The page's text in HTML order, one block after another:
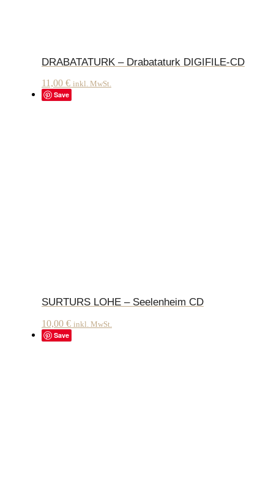
DRABATATURK – Drabataturk DIGIFILE-CD
11,00 € inkl. MwSt.
Save
SURTURS LOHE – Seelenheim CD
10,00 € inkl. MwSt.
Save